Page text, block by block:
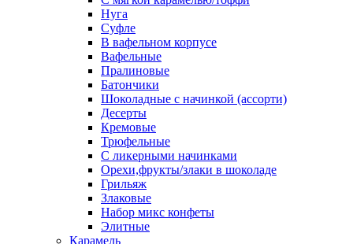
Нуга
Суфле
В вафельном корпусе
Вафельные
Пралиновые
Батончики
Шоколадные с начинкой (ассорти)
Десерты
Кремовые
Трюфельные
С ликерными начинками
Орехи,фрукты/злаки в шоколаде
Грильяж
Злаковые
Набор микс конфеты
Элитные
Карамель